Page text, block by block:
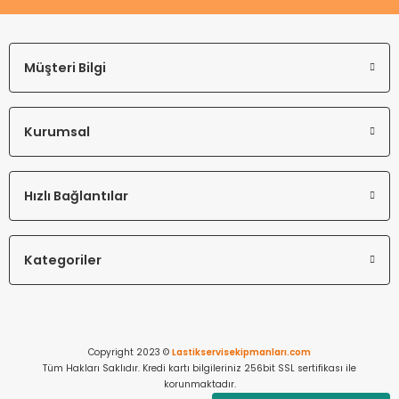
Müşteri Bilgi
Kurumsal
Hızlı Bağlantılar
Kategoriler
Copyright 2023 © Lastikservisekipmanları.com
Tüm Hakları Saklıdır. Kredi kartı bilgileriniz 256bit SSL sertifikası ile
korunmaktadır.